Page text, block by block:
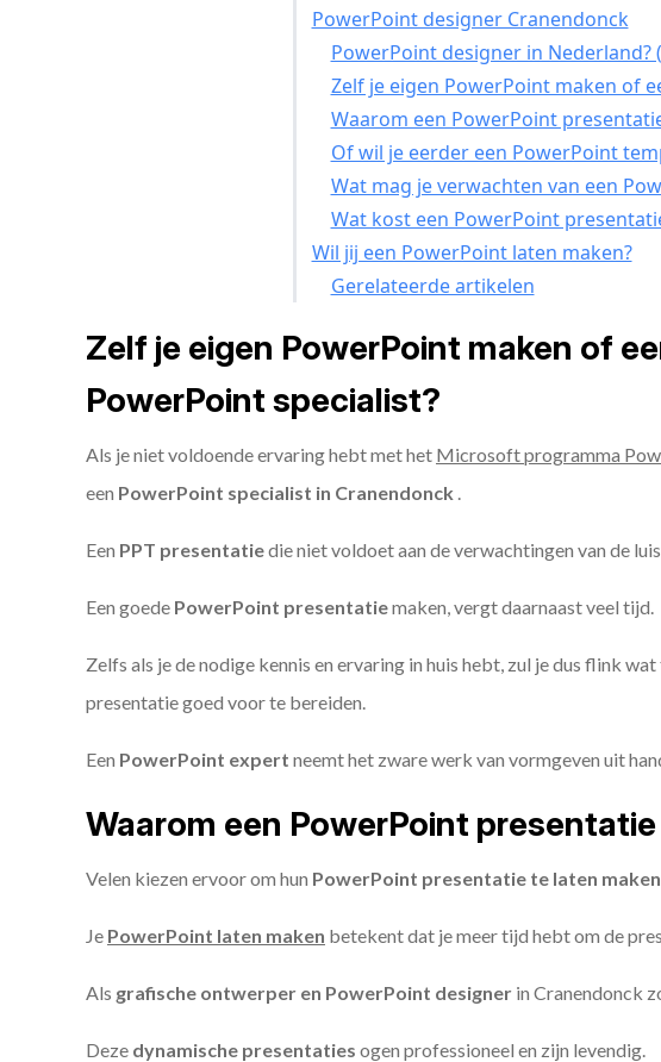
PowerPoint designer Cranendonck
PowerPoint designer in
Zelf je eigen PowerPoint maken of
Waarom een PowerPoint
Of wil je eerder een PowerPoint
Wat mag je verwachten van een
Wat kost een PowerPoint
Wil jij een PowerPoint laten maken?
Gerelateerde artikelen
Zelf je eigen PowerPoint maken of
PowerPoint specialist?
Als je niet voldoende ervaring hebt met het Microsoft programma
een PowerPoint specialist in Cranendonck .
Een PPT presentatiedie niet voldoet aan de verwachtingen van de
Een goede PowerPoint presentatiemaken, vergt daarnaast veel tijd.
Zelfs als je de nodige kennis en ervaring in huis hebt, zul je dus flink
presentatie goed voor te bereiden.
Een PowerPoint expert neemt het zware werk van vormgeven uit
Waarom een PowerPoint
Velen kiezen ervoor om hun PowerPoint presentatie te laten maken
Je PowerPoint laten maken betekent dat je meer tijd hebt om de
Als grafische ontwerper en PowerPoint designer in Cranendonck
Deze dynamische presentaties ogen professioneel en zijn levendig.